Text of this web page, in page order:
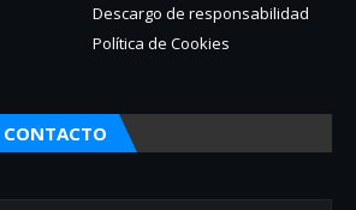
Descargo de responsabilidad
Política de Cookies
CONTACTO